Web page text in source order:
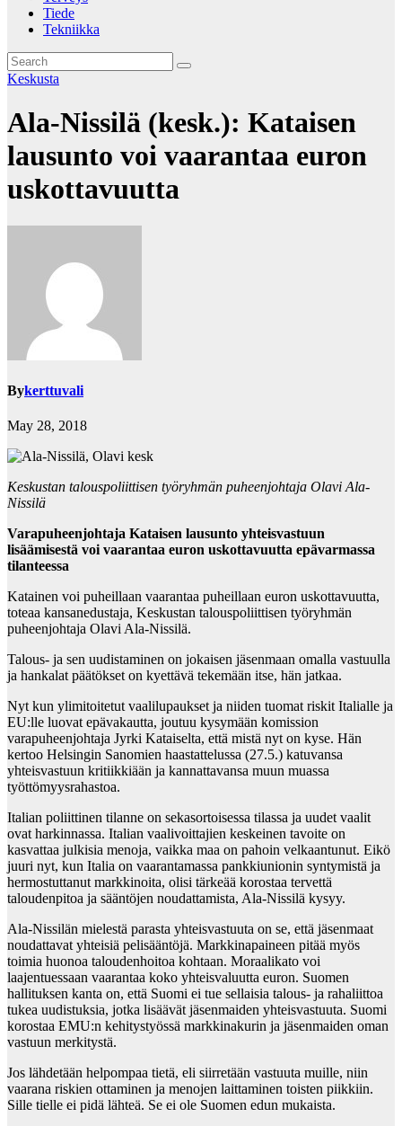
Tiede
Tekniikka
Keskusta
Ala-Nissilä (kesk.): Kataisen
lausunto voi vaarantaa euron
uskottavuutta
Bykerttuvali
May 28, 2018
Keskustan talouspoliittisen työryhmän puheenjohtaja Olavi Ala-
Nissilä
Varapuheenjohtaja Kataisen lausunto yhteisvastuun
lisäämisestä voi vaarantaa euron uskottavuutta epävarmassa
tilanteessa
Katainen voi puheillaan vaarantaa puheillaan euron uskottavuutta,
toteaa kansanedustaja, Keskustan talouspoliittisen työryhmän
puheenjohtaja Olavi Ala-Nissilä.
Talous- ja sen uudistaminen on jokaisen jäsenmaan omalla vastuulla
ja hankalat päätökset on kyettävä tekemään itse, hän jatkaa.
Nyt kun ylimitoitetut vaalilupaukset ja niiden tuomat riskit Italialle ja
EU:lle luovat epävakautta, joutuu kysymään komission
varapuheenjohtaja Jyrki Kataiselta, että mistä nyt on kyse. Hän
kertoo Helsingin Sanomien haastattelussa (27.5.) katuvansa
yhteisvastuun kritiikkiään ja kannattavansa muun muassa
työttömyysrahastoa.
Italian poliittinen tilanne on sekasortoisessa tilassa ja uudet vaalit
ovat harkinnassa. Italian vaalivoittajien keskeinen tavoite on
kasvattaa julkisia menoja, vaikka maa on pahoin velkaantunut. Eikö
juuri nyt, kun Italia on vaarantamassa pankkiunionin syntymistä ja
hermostuttanut markkinoita, olisi tärkeää korostaa tervettä
taloudenpitoa ja sääntöjen noudattamista, Ala-Nissilä kysyy.
Ala-Nissilän mielestä parasta yhteisvastuuta on se, että jäsenmaat
noudattavat yhteisiä pelisääntöjä. Markkinapaineen pitää myös
toimia huonoa taloudenhoitoa kohtaan. Moraalikato voi
laajentuessaan vaarantaa koko yhteisvaluutta euron. Suomen
hallituksen kanta on, että Suomi ei tue sellaisia talous- ja rahaliittoa
tukea uudistuksia, jotka lisäävät jäsenmaiden yhteisvastuuta. Suomi
korostaa EMU:n kehitystyössä markkinakurin ja jäsenmaiden oman
vastuun merkitystä.
Jos lähdetään helpompaa tietä, eli siirretään vastuuta muille, niin
vaarana riskien ottaminen ja menojen laittaminen toisten piikkiin.
Sille tielle ei pidä lähteä. Se ei ole Suomen edun mukaista.